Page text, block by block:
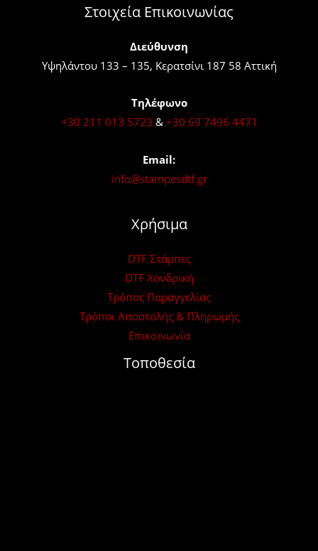
προϊόντος
Στοιχεία Επικοινωνίας
Διεύθυνση
Υψηλάντου 133 – 135, Κερατσίνι 187 58 Αττική
Τηλέφωνο
+30 211 013 5723 & +30 69 7496 4471
Email:
info@stampesdtf.gr
Χρήσιμα
DTF Στάμπες
DTF Χονδρική
Τρόπος Παραγγελίας
Τρόποι Αποστολής & Πληρωμής
Επικοινωνία
Τοποθεσία